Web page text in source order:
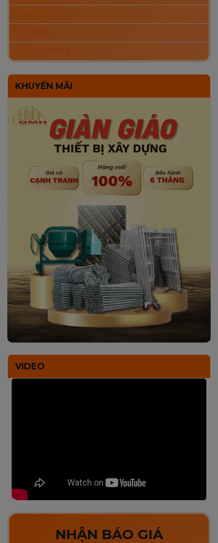
VÁN COPPHA
KHUYẾN MÃI
VIDEO
NHẬN BÁO GIÁ